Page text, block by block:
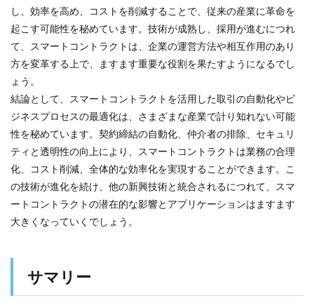
し、効率を高め、コストを削減することで、従来の産業に革命を
起こす可能性を秘めています。技術が成熟し、採用が進むにつれ
て、スマートコントラクトは、企業の運営方法や相互作用のあり
方を変革する上で、ますます重要な役割を果たすようになるでし
ょう。
結論として、スマートコントラクトを活用した取引の自動化やビ
ジネスプロセスの最適化は、さまざまな産業で計り知れない可能
性を秘めています。契約締結の自動化、仲介者の排除、セキュリ
ティと透明性の向上により、スマートコントラクトは業務の合理
化、コスト削減、全体的な効率化を実現することができます。こ
の技術が進化を続け、他の新興技術と統合されるにつれて、スマ
ートコントラクトの潜在的な影響とアプリケーションはますます
大きくなっていくでしょう。
サマリー